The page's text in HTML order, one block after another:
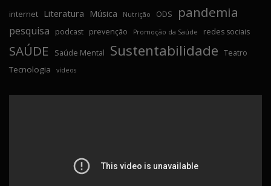
internet Literatura Música Nutrição ODS pandemia
pesquisa podcast prevenção Promoção da Saúde redes sociais
SAÚDE Saúde Mental Sustentabilidade Teatro
Tecnologia vídeos